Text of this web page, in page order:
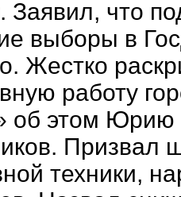
Заявил, что
выборы в
Жестко
работу
об этом Юрию
Призвал
техники,